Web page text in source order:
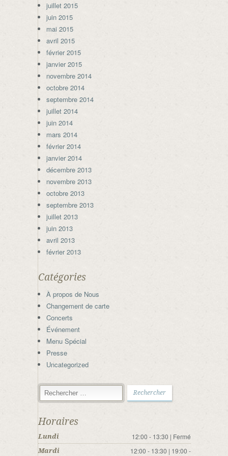
juillet 2015
juin 2015
mai 2015
avril 2015
février 2015
janvier 2015
novembre 2014
octobre 2014
septembre 2014
juillet 2014
juin 2014
mars 2014
février 2014
janvier 2014
décembre 2013
novembre 2013
octobre 2013
septembre 2013
juillet 2013
juin 2013
avril 2013
février 2013
Catégories
À propos de Nous
Changement de carte
Concerts
Événement
Menu Spécial
Presse
Uncategorized
Horaires
Lundi 12:00 - 13:30 | Fermé
Mardi
12:00 - 13:30 | 19:00 -